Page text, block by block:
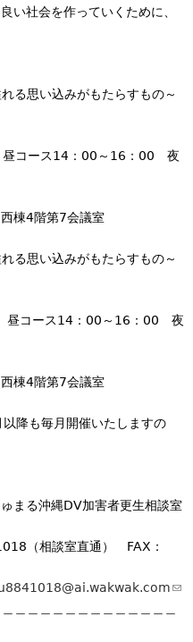
社会を作っていくために、
る思い込みがもたらすもの～
コース14：00～16：00 夜
棟4階第7会議室
る思い込みがもたらすもの～
コース14：00～16：00 夜
棟4階第7会議室
降も毎月開催いたしますの
まる沖縄DV加害者更生相談室
談室直通） FAX：
(